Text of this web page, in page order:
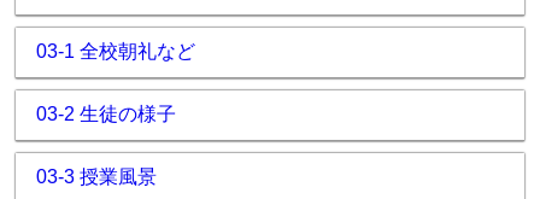
03-1 全校朝礼など
03-2 生徒の様子
03-3 授業風景